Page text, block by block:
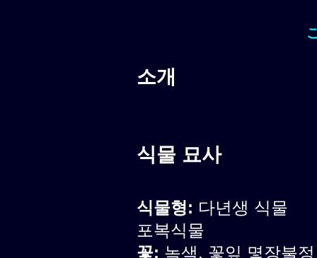
소개
식물 묘사
식물형: 다년생 식물
포복식물
꽃: 녹색, 꽃잎 몇장불정